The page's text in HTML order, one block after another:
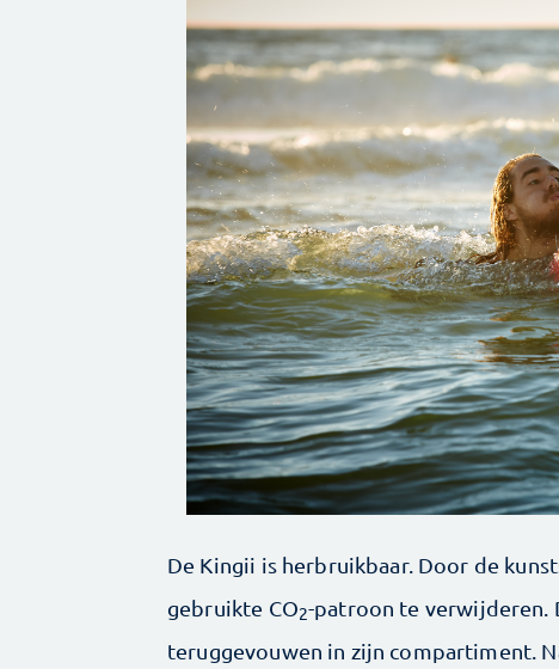
De Kingii is herbruikbaar. Door de
gebruikte CO2-patroon te verwijderen.
teruggevouwen in zijn compartiment.